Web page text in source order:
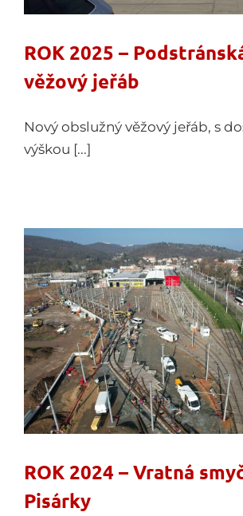
ROK 2025 –
věžový jeřáb
Nový obslužný věžový jeřáb, s
výškou [...]
ROK 2024 – Vratná
Pisárky